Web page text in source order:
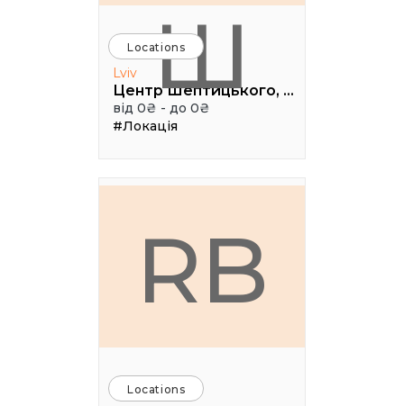
Ш
Locations
Lviv
Центр Шептицького, 1 поверх, паркова аудиторія
від 0₴ - до 0₴
#Локація
RB
Locations